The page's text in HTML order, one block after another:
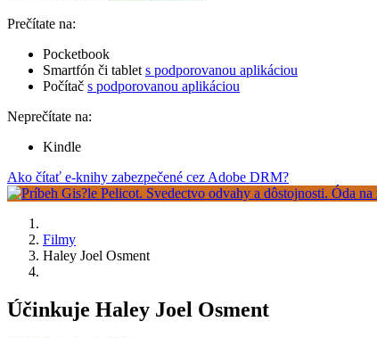
Prečítate na:
Pocketbook
Smartfón či tablet s podporovanou aplikáciou
Počítač s podporovanou aplikáciou
Neprečítate na:
Kindle
Ako čítať e-knihy zabezpečené cez Adobe DRM?
Filmy
Haley Joel Osment
Účinkuje Haley Joel Osment